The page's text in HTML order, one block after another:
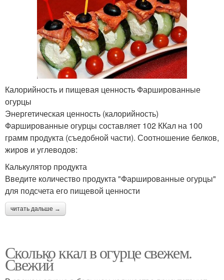
Калорийность и пищевая ценность Фаршированные
огурцы
Энергетическая ценность (калорийность)
Фаршированные огурцы составляет 102 ККал на 100
грамм продукта (съедобной части). Соотношение белков,
жиров и углеводов:
Калькулятор продукта
Введите количество продукта "Фаршированные огурцы"
для подсчета его пищевой ценности
читать дальше →
Сколько ккал в огурце свежем.
Свежий